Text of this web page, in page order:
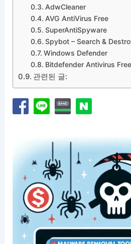
AdwCleaner
AVG AntiVirus Free
SuperAntiSpyware
Spybot – Search &
Windows Defender
Bitdefender Antivirus
관련된 글: